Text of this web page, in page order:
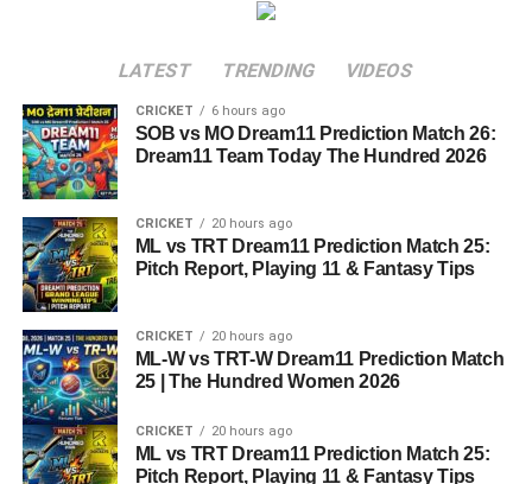
LATEST TRENDING VIDEOS
CRICKET 6 hours ago
SOB vs MO Dream11 Prediction Match 26:
Dream11 Team Today The Hundred 2026
CRICKET 20 hours ago
ML vs TRT Dream11 Prediction Match 25:
Pitch Report, Playing 11 & Fantasy Tips
CRICKET 20 hours ago
ML-W vs TRT-W Dream11 Prediction Match
25 | The Hundred Women 2026
CRICKET 20 hours ago
ML vs TRT Dream11 Prediction Match 25:
Pitch Report, Playing 11 & Fantasy Tips